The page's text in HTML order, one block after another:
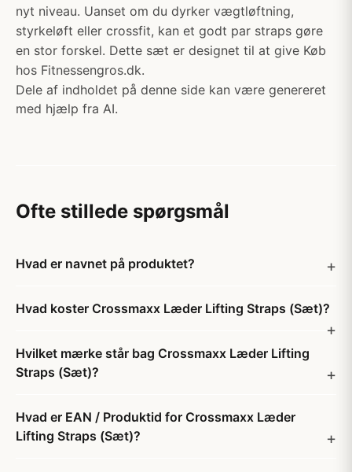
nyt niveau. Uanset om du dyrker vægtløftning,
styrkeløft eller crossfit, kan et godt par straps gøre
en stor forskel. Dette sæt er designet til at give Køb
hos Fitnessengros.dk.
Dele af indholdet på denne side kan være genereret
med hjælp fra AI.
Ofte stillede spørgsmål
Hvad er navnet på produktet?
Hvad koster Crossmaxx Læder Lifting Straps (Sæt)?
Hvilket mærke står bag Crossmaxx Læder Lifting
Straps (Sæt)?
Hvad er EAN / Produktid for Crossmaxx Læder
Lifting Straps (Sæt)?